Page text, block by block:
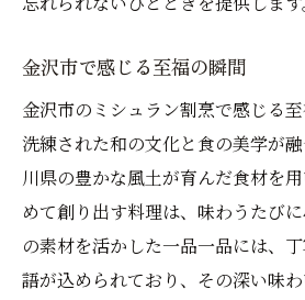
金沢市で感じる至福の瞬間
金沢市のミシュラン割烹で感じる
洗練された和の文化と食の美学が
川県の豊かな風土が育んだ食材を
めて創り出す料理は、味わうたび
の素材を活かした一品一品には、
語が込められており、その深い味